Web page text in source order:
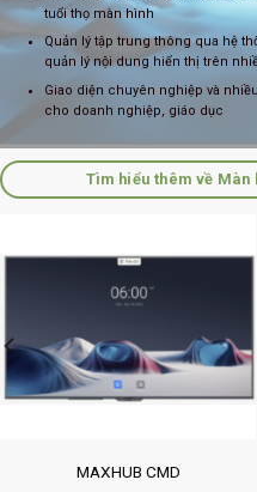
tuổi thọ màn hình
Quản lý tập trung thông qua hệ
quản lý nội dung hiển thị trên
Giao diện chuyên nghiệp và
cho doanh nghiệp, giáo dục
Tìm hiểu thêm về Màn
MAXHUB CMD